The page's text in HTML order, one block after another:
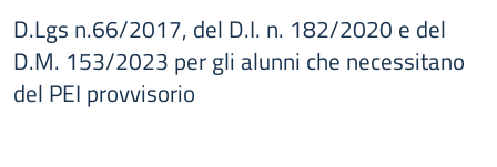
D.Lgs n.66/2017, del D.I. n. 182/2020 e del
D.M. 153/2023 per gli alunni che necessitano
del PEI provvisorio